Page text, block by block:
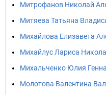
Митрофанов Николай
Митяева Татьяна
Михайлова Елизавета
Михайлус Лариса
Михальченко Юлия
Молотова Валентина